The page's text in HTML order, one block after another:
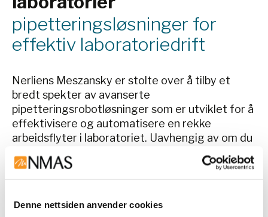
Denne nettsiden anvender cookies
pipetteringsløsninger for
effektiv laboratoriedrift
Nerliens Meszansky er stolte over å tilby et
bredt spekter av avanserte
pipetteringsrobotløsninger som er utviklet for å
effektivisere og automatisere en rekke
arbeidsflyter i laboratoriet. Uavhengig av om du
væskehåndteringsløsning eller en kontaktfri
nivå.Våre roboter er spesielt utviklet for å